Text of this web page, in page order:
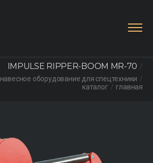
главная
каталог
навесное оборудование для спецтехники
IMPULSE RIPPER-BOOM MR-70